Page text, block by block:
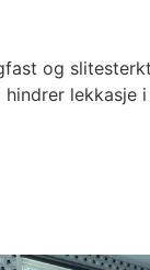
og
lekkasje